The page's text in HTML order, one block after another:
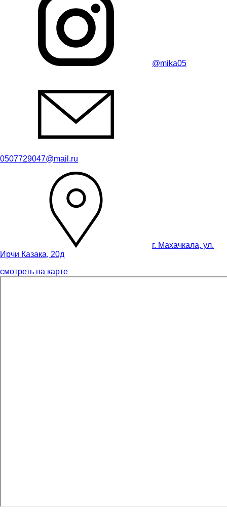
@mika05
0507729047@mail.ru
г. Махачкала, ул.
Ирчи Казака, 20д
смотреть на карте